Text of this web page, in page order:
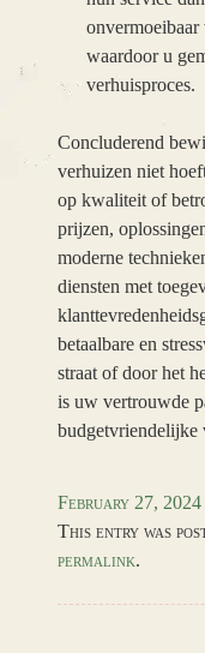
onvermoeibaar
waardoor u
verhuisproces.
Concluderend
verhuizen niet
op kwaliteit of
prijzen,
moderne
diensten met
betaalbare en
straat of door het
is uw vertrouwde
budgetvriendelijke
February 27, 2024
This entry was
permalink.